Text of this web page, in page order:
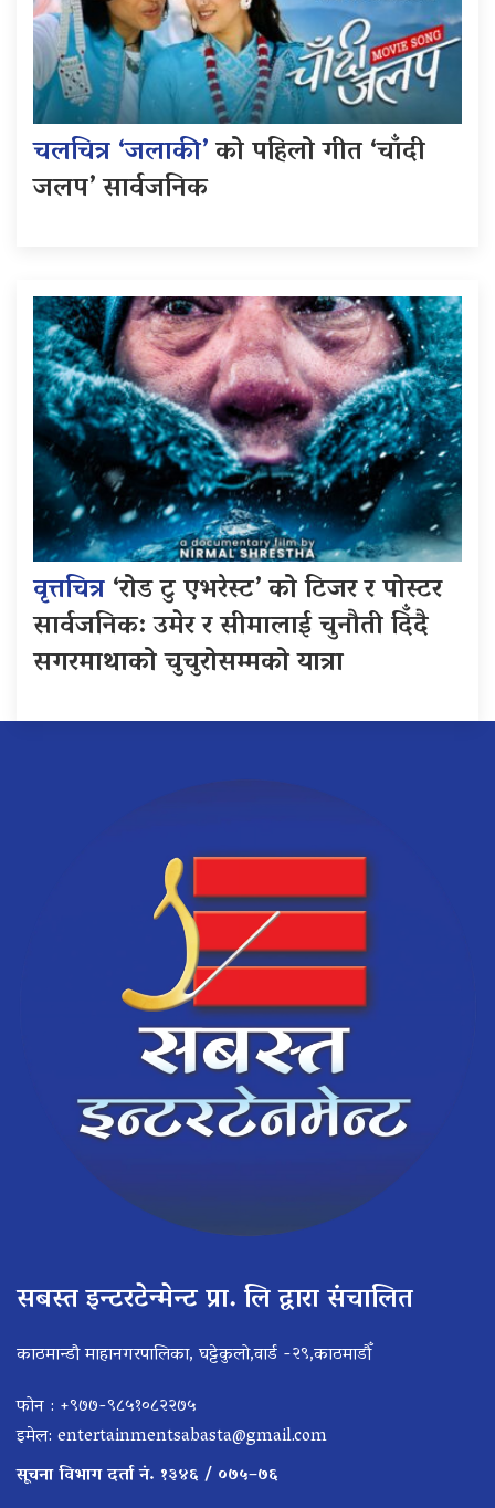
चलचित्र ‘जलाकी’को पहिलो गीत ‘चाँदी
जलप’ सार्वजनिक
वृत्तचित्र‘रोड टु एभरेस्ट’ को टिजर र पोस्टर
सार्वजनिक: उमेर र सीमालाई चुनौती दिँदै
सगरमाथाको चुचुरोसम्मको यात्रा
सबस्त इन्टरटेन्मेन्ट प्रा. लि द्वारा संचालित
काठमान्डौ माहानगरपालिका, घट्टेकुलो,वार्ड -२९,काठमाडौँ
फोन : +९७७-९८५१०८२२७५
इमेल: entertainmentsabasta@gmail.com
सूचना विभाग दर्ता नं. १३४६ / ०७५–७६